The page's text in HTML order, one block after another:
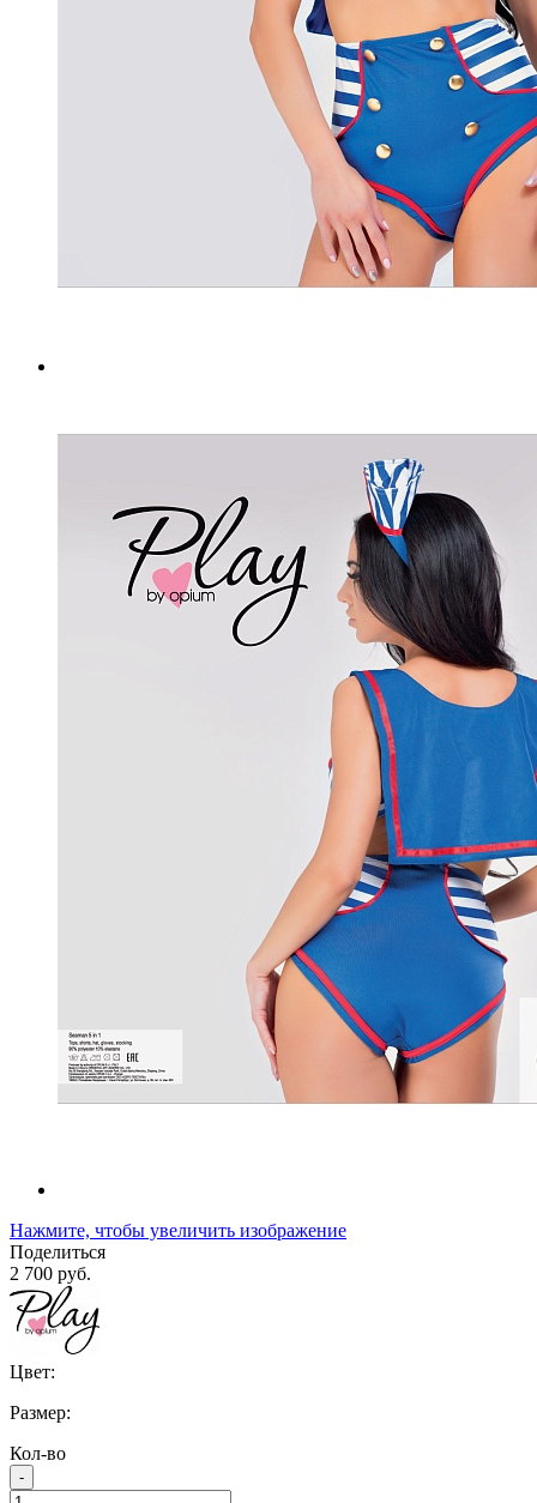
Нажмите, чтобы увеличить изображение
Поделиться
2 700 руб.
Цвет:
Размер:
Кол-во
-